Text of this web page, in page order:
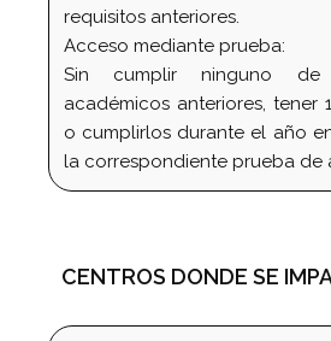
requisitos anteriores.
Acceso mediante prueba:
Sin cumplir ninguno de
académicos anteriores, tener
o cumplirlos durante el año
la correspondiente prueba de
CENTROS DONDE SE